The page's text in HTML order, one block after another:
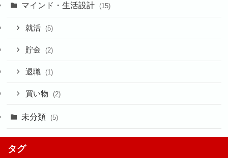
マインド・生活設計 (15)
就活 (5)
貯金 (2)
退職 (1)
買い物 (2)
未分類 (5)
タグ